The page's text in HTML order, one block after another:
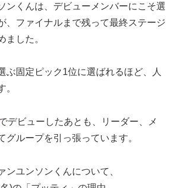
ンくんは、デビューメンバーにこそ選
、ファイナルまで残って最終ステージ
ました。
ぶ固定ピック1位に選ばれるほど、人
。
デビューしたあとも、リーダー、メ
グループを引っ張っています。
ンユンソンくんについて、